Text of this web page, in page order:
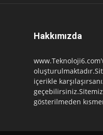
Hakkımızda
içerikle
gösterilmeden